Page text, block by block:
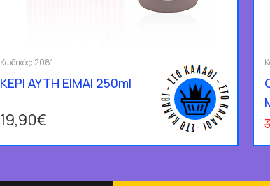
Κωδικός:2081
ΚΕΡΙ ΑΥΤΗ ΕΙΜΑΙ 250ml
19,90€